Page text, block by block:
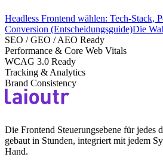
Headless Frontend wählen: Tech-Stack,
Conversion (Entscheidungsguide)Die
SEO / GEO / AEO Ready
Performance & Core Web Vitals
WCAG 3.0 Ready
Tracking & Analytics
Brand Consistency
Die Frontend Steuerungsebene für jedes
gebaut in Stunden, integriert mit jedem
Hand.